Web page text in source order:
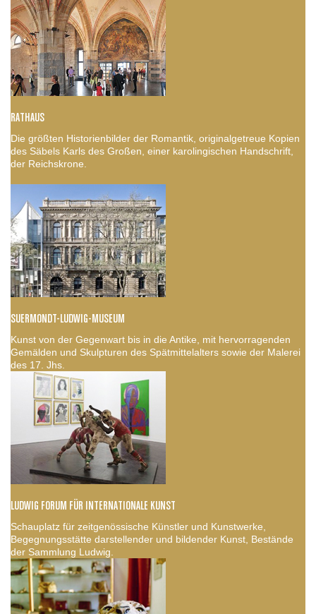
RATHAUS
Die größten Historienbilder der Romantik, originalgetreue Kopien
des Säbels Karls des Großen, einer karolingischen Handschrift,
der Reichskrone.
SUERMONDT-LUDWIG-MUSEUM
Kunst von der Gegenwart bis in die Antike, mit hervorragenden
Gemälden und Skulpturen des Spätmittelalters sowie der Malerei
des 17. Jhs.
LUDWIG FORUM FÜR INTERNATIONALE KUNST
Schauplatz für zeitgenössische Künstler und Kunstwerke,
Begegnungsstätte darstellender und bildender Kunst, Bestände
der Sammlung Ludwig.